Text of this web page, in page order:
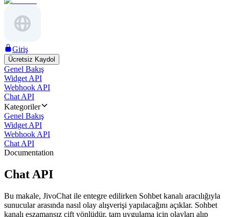
Giriş
Ücretsiz Kaydol
Genel Bakış
Widget API
Webhook API
Chat API
Kategoriler
Genel Bakış
Widget API
Webhook API
Chat API
Documentation
Chat API
Bu makale, JivoChat ile entegre edilirken Sohbet kanalı aracılığıyla
sunucular arasında nasıl olay alışverişi yapılacağını açıklar. Sohbet
kanalı eşzamansız çift yönlüdür, tam uygulama için olayları alıp